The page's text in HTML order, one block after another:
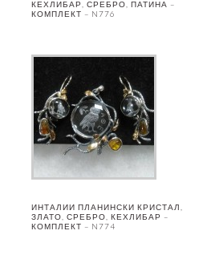
КЕХЛИБАР, СРЕБРО, ПАТИНА –
КОМПЛЕКТ – N776
ИНТАЛИИ ПЛАНИНСКИ КРИСТАЛ,
ЗЛАТО, СРЕБРО, КЕХЛИБАР –
КОМПЛЕКТ – N774